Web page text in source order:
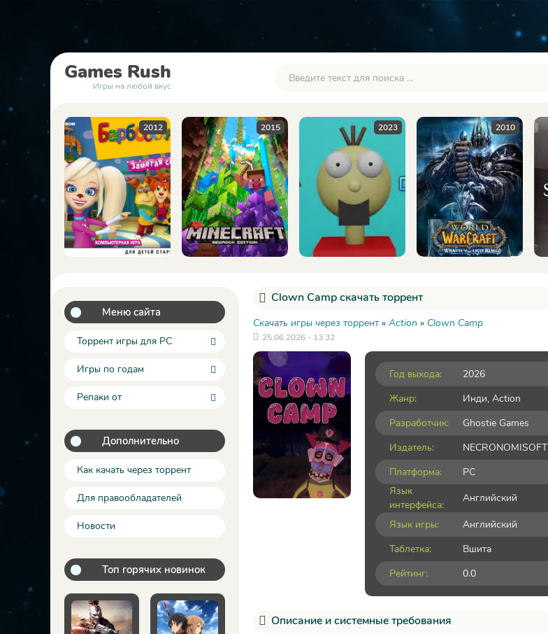
Games Rush
Игры на любой вкус
2012 2015 2023 2010
Меню сайта
Торрент игры для PC
Игры по годам
Репаки от
Дополнительно
Как качать через торрент
Для правообладателей
Новости
Топ горячих новинок
Clown Camp скачать торрент
Скачать игры через торрент» Action » Clown Camp
25.06.2026 - 13:32
Год выхода:
2026
Жанр:
Инди, Action
Разработчик:
Ghostie Games
Издатель:
NECRONOMISOFT
Платформа:
PC
Язык
интерфейса:
Английский
Язык игры:
Английский
Таблетка:
Вшита
Рейтинг:
0.0
Описание и системные требования